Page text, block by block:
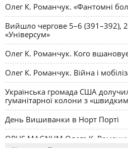
Олег К. Романчук. «Фантомні
Вийшло чергове 5–6 (391–392),
«Універсум»
Олег К. Романчук. Кого
Олег К. Романчук. Війна і
Українська громада США
гуманітарної колони з
День Вишиванки в Норт Порті
OPUS MAGNUM Олега К.